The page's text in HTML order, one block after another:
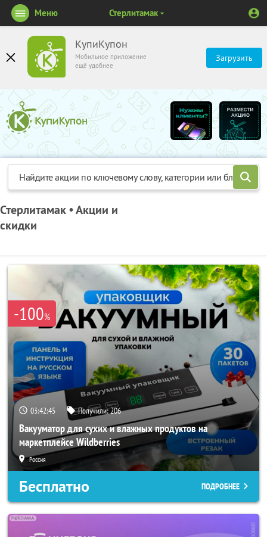
КупиКупон
Мобильное приложение
ещё удобнее
Загрузить
Меню Стерлитамак
Стерлитамак • Акции и
скидки
-100%
03:42:42 Получили:206
Вакууматор для сухих и влажных продуктов на
маркетплейсе Wildberries
Россия
Бесплатно ПОДРОБНЕЕ